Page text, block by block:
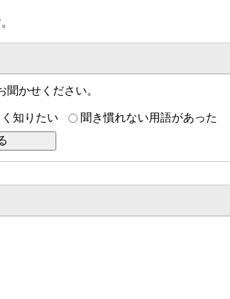
かせください。
知りたい 聞き慣れない用語があった